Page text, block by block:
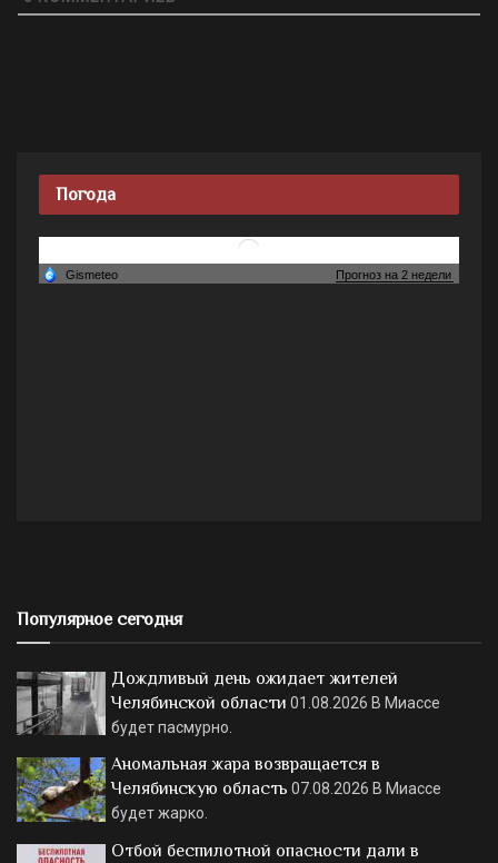
Погода
Популярное сегодня
Дождливый день ожидает жителей
Челябинской области 01.08.2026 В Миассе
будет пасмурно.
Аномальная жара возвращается в
Челябинскую область 07.08.2026 В Миассе
будет жарко.
Отбой беспилотной опасности дали в